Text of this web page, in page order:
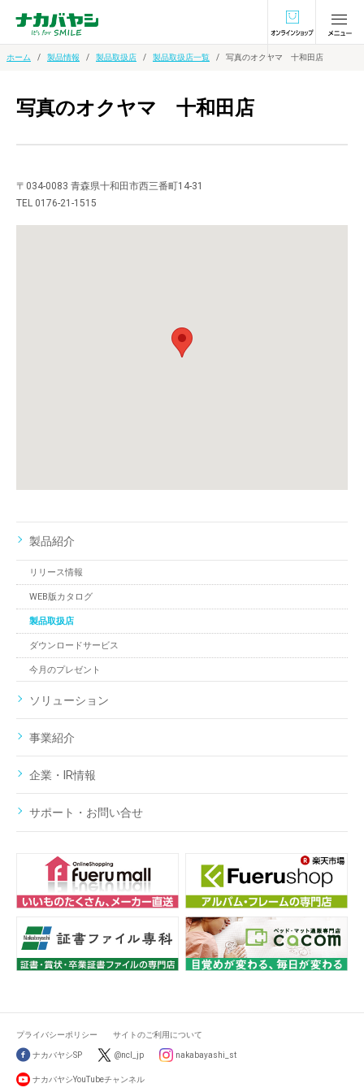
オンラインショ
ホーム 製品情報 製品取扱店 製品取扱店一覧 写真のオクヤマ 十和田店
写真のオクヤマ 十和田店
〒034-0083 青森県十和田市西三番町14-31
TEL 0176-21-1515
製品紹介
リリース情報
WEB版カタログ
製品取扱店
ダウンロードサービス
今月のプレゼント
ソリューション
事業紹介
企業・IR情報
サポート・お問い合せ
プライバシーポリシー サイトのご利用について
ナカバヤシSP @ncl_jp nakabayashi_st
ナカバヤシYouTubeチャンネル